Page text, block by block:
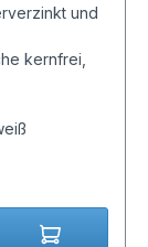
und
kernfrei,